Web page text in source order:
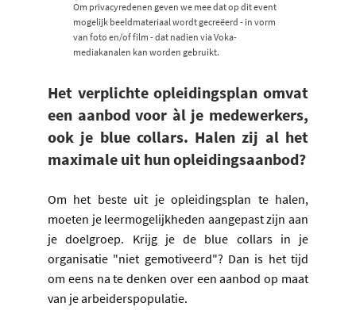
Het verplichte opleidingsplan omvat
een aanbod voor àl je medewerkers,
ook je blue collars. Halen zij al het
maximale uit hun opleidingsaanbod?
Om het beste uit je opleidingsplan te halen,
moeten je leermogelijkheden aangepast zijn aan
je doelgroep. Krijg je de blue collars in je
organisatie "niet gemotiveerd"? Dan is het tijd
om eens na te denken over een aanbod op maat
van je arbeiderspopulatie.
Om privacyredenen geven we mee dat op dit event
mogelijk beeldmateriaal wordt gecreëerd - in vorm
van foto en/of film - dat nadien via Voka-
mediakanalen kan worden gebruikt.